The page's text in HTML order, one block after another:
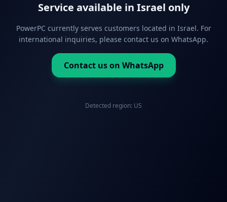
Service available in Israel only
PowerPC currently serves customers located in Israel. For
international inquiries, please contact us on WhatsApp.
Contact us on WhatsApp
Detected region: US